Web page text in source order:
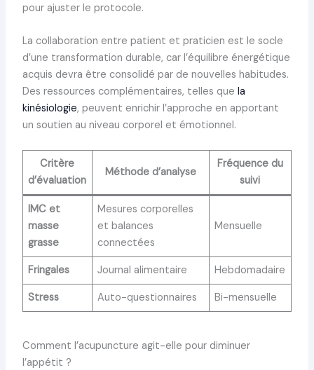
pour ajuster le protocole.
La collaboration entre patient et praticien est le socle
d’une transformation durable, car l’équilibre énergétique
acquis devra être consolidé par de nouvelles habitudes.
Des ressources complémentaires, telles que la
kinésiologie, peuvent enrichir l’approche en apportant
un soutien au niveau corporel et émotionnel.
Critère
d’évaluation
Méthode d’analyse
Fréquence du
suivi
IMC et
masse
grasse
Mesures corporelles
et balances
connectées
Mensuelle
Fringales Journal alimentaire Hebdomadaire
Stress Auto-questionnaires Bi-mensuelle
Comment l’acupuncture agit-elle pour diminuer
l’appétit ?